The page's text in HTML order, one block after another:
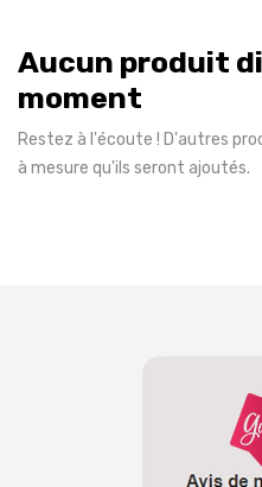
Aucun produit
moment
Restez à l'écoute ! D'autres
à mesure qu'ils seront ajoutés.